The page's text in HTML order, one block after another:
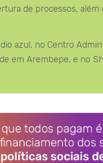
de processos,
azul, no Centro
em Arembepe, e no